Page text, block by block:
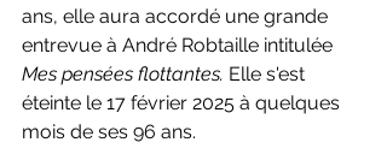
ans, elle aura accordé une grande
entrevue à André Robtaille intitulée
Mes pensées flottantes. Elle s'est
éteinte le 17 février 2025 à quelques
mois de ses 96 ans.